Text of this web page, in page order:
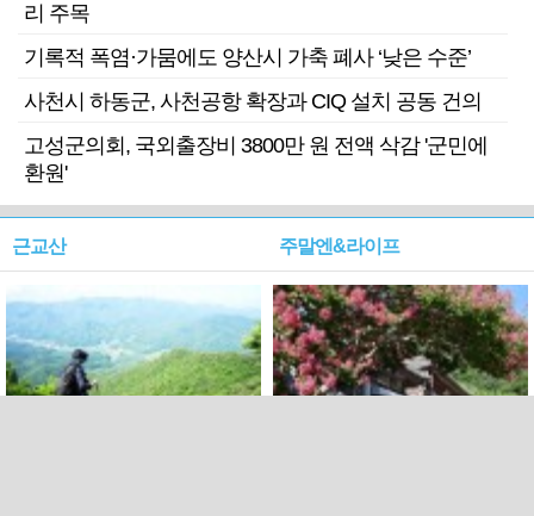
리 주목
기록적 폭염·가뭄에도 양산시 가축 폐사 ‘낮은 수준’
사천시 하동군, 사천공항 확장과 CIQ 설치 공동 건의
고성군의회, 국외출장비 3800만 원 전액 삭감 '군민에
환원'
근교산 주말엔&라이프